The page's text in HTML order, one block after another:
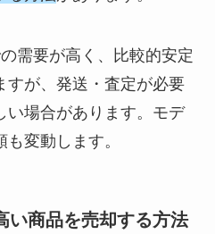
需要が高く、比較的安定
すが、発送・査定が必要
い場合があります。モデ
変動します。
い商品を売却する方法